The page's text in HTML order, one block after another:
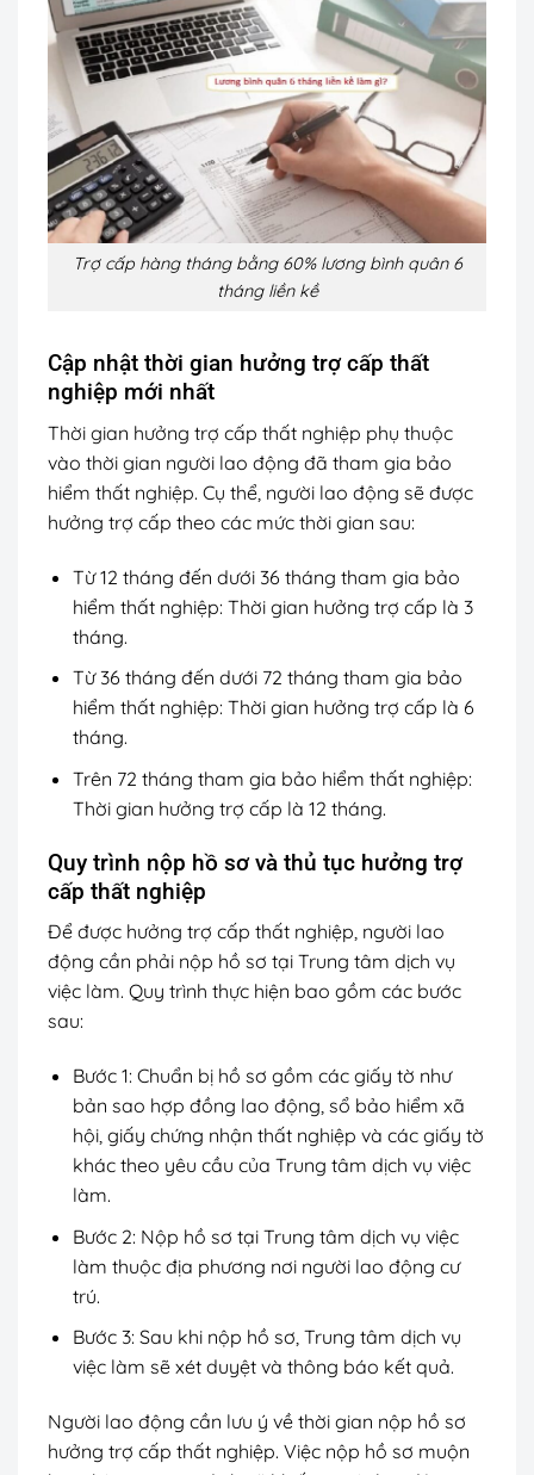
Trợ cấp hàng tháng bằng 60% lương bình quân 6
tháng liền kề
Cập nhật thời gian hưởng trợ cấp thất
nghiệp mới nhất
Thời gian hưởng trợ cấp thất nghiệp phụ thuộc
vào thời gian người lao động đã tham gia bảo
hiểm thất nghiệp. Cụ thể, người lao động sẽ được
hưởng trợ cấp theo các mức thời gian sau:
Từ 12 tháng đến dưới 36 tháng tham gia bảo
hiểm thất nghiệp: Thời gian hưởng trợ cấp là 3
tháng.
Từ 36 tháng đến dưới 72 tháng tham gia bảo
hiểm thất nghiệp: Thời gian hưởng trợ cấp là 6
tháng.
Trên 72 tháng tham gia bảo hiểm thất nghiệp:
Thời gian hưởng trợ cấp là 12 tháng.
Quy trình nộp hồ sơ và thủ tục hưởng trợ
cấp thất nghiệp
Để được hưởng trợ cấp thất nghiệp, người lao
động cần phải nộp hồ sơ tại Trung tâm dịch vụ
việc làm. Quy trình thực hiện bao gồm các bước
sau:
Bước 1: Chuẩn bị hồ sơ gồm các giấy tờ như
bản sao hợp đồng lao động, sổ bảo hiểm xã
hội, giấy chứng nhận thất nghiệp và các giấy tờ
khác theo yêu cầu của Trung tâm dịch vụ việc
làm.
Bước 2: Nộp hồ sơ tại Trung tâm dịch vụ việc
làm thuộc địa phương nơi người lao động cư
trú.
Bước 3: Sau khi nộp hồ sơ, Trung tâm dịch vụ
việc làm sẽ xét duyệt và thông báo kết quả.
Người lao động cần lưu ý về thời gian nộp hồ sơ
hưởng trợ cấp thất nghiệp. Việc nộp hồ sơ muộn